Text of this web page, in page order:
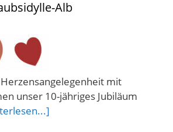
Alb
Herzensangelegenheit mit
unser 10-jähriges Jubiläum